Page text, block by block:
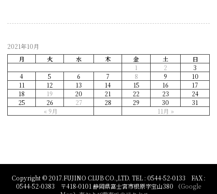
2021年10月
月
火 水 木 金 土 日
« 9月 11月 »
1 2
3
4
5 6 7 8 9
10
11
12 13 14 15 16
17
18
19 20 21 22 23
24
25
26 27 28 29 30 31
Copyright © 2017.FUJINO CLUB CO.,LTD. TEL : 0544-52-0133 FAX :
0544-52-0383 〒418-0101 静岡県富士宮市根原字宝山380 （Google